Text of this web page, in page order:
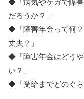
◆「病気やケガで障
だろうか？」
◆「障害年金って何
丈夫？」
◆「障害年金はどう
い？」
◆「受給までどのぐら